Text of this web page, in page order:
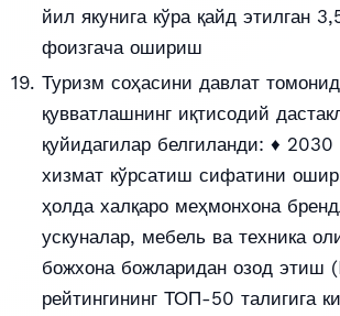
йил якунига кўра қайд этилган
фоизгача ошириш
Туризм соҳасини давлат
қувватлашнинг иқтисодий
қуйидагилар белгиланди: ♦ 2030
хизмат кўрсатиш сифатини
ҳолда халқаро меҳмонхона
ускуналар, мебель ва техника
божхона божларидан озод этиш
рейтингининг ТОП-50 талигига